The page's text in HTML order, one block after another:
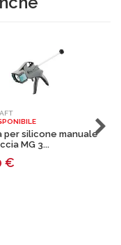
per silicone manuale
MG 3...
€